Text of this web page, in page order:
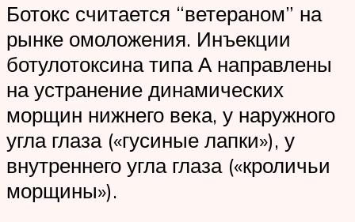
Ботокс считается “ветераном” на
рынке омоложения. Инъекции
ботулотоксина типа А направлены
на устранение динамических
морщин нижнего века, у наружного
угла глаза («гусиные лапки»), у
внутреннего угла глаза («кроличьи
морщины»).